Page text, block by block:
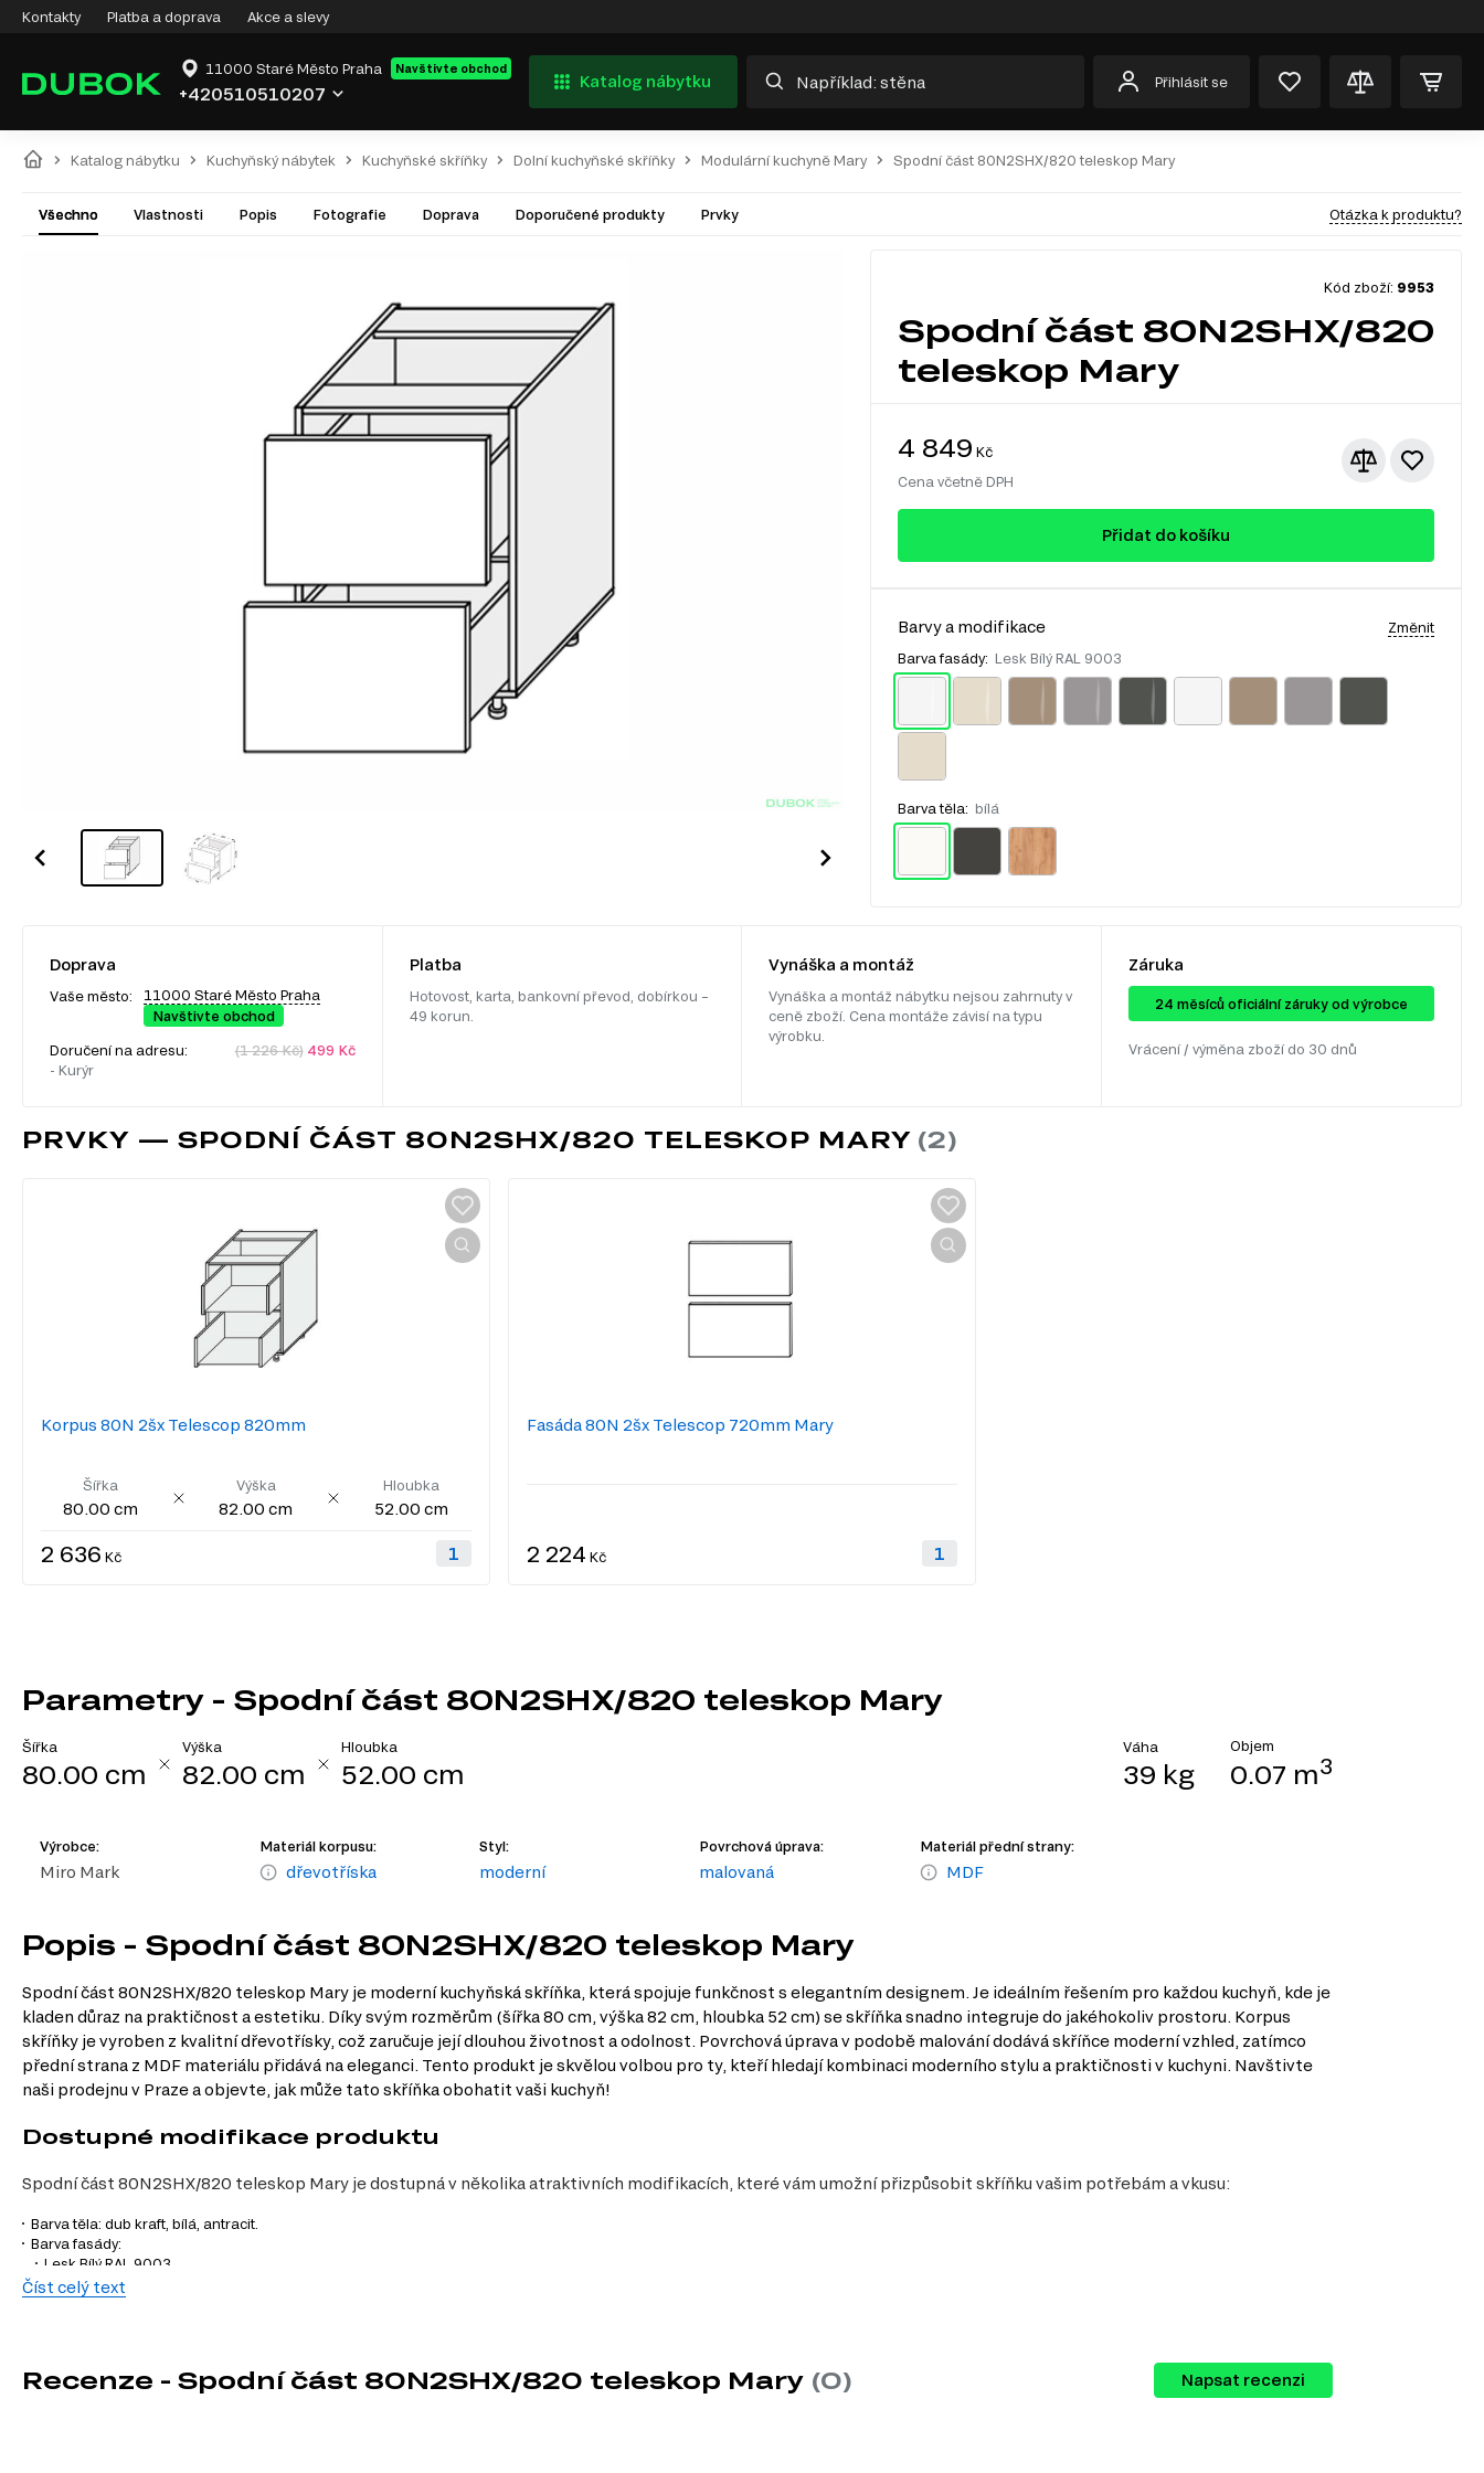
Kontakty Platba a doprava Akce a slevy
11000 Staré Město Praha Navštivte obchod
+420510510207
Katalog nábytku Přihlásit se
Katalog nábytku Kuchyňský nábytek Kuchyňské skříňky Dolní kuchyňské skříňky Modulární kuchyně Mary Spodní část 80N2SHX/820 teleskop Mary
Všechno Vlastnosti Popis Fotografie Doprava Doporučené produkty Prvky Otázka k produktu?
Kód zboží: 9953
Spodní část 80N2SHX/820
teleskop Mary
4 849 Kč
Cena včetně DPH
Přidat do košíku
Barvy a modifikace Změnit
Barva fasády: Lesk Bílý RAL 9003
Barva těla: bílá
Doprava
Vaše město:
11000 Staré Město Praha
Navštivte obchod
Doručení na adresu:
- Kurýr
(1 226 Kč)499 Kč
Platba
Hotovost, karta, bankovní převod, dobírkou –
49 korun.
Vynáška a montáž
Vynáška a montáž nábytku nejsou zahrnuty v
ceně zboží. Cena montáže závisí na typu
výrobku.
Záruka
24 ​​​​měsíců oficiální záruky od výrobce
Vrácení / výměna zboží do 30 dnů
PRVKY — SPODNÍ ČÁST 80N2SHX/820 TELESKOP MARY
Korpus 80N 2šx Telescop 820mm
Šířka
80.00 cm
Výška
82.00 cm
Hloubka
52.00 cm
2 636 Kč
Fasáda 80N 2šx Telescop 720mm Mary
2 224 Kč
Parametry - Spodní část 80N2SHX/820 teleskop Mary
Šířka
80.00 cm
Výška
82.00 cm
Hloubka
52.00 cm
Váha
39 kg
Objem
0.07 m3
Výrobce:
Miro Mark
Materiál korpusu:
dřevotříska
Styl:
moderní
Povrchová úprava:
malovaná
Materiál přední strany:
MDF
Popis - Spodní část 80N2SHX/820 teleskop Mary
Spodní část 80N2SHX/820 teleskop Mary je moderní kuchyňská skříňka, která spojuje funkčnost s elegantním designem. Je ideálním řešením pro každou kuchyň, kde je
kladen důraz na praktičnost a estetiku. Díky svým rozměrům (šířka 80 cm, výška 82 cm, hloubka 52 cm) se skříňka snadno integruje do jakéhokoliv prostoru. Korpus
skříňky je vyroben z kvalitní dřevotřísky, což zaručuje její dlouhou životnost a odolnost. Povrchová úprava v podobě malování dodává skříňce moderní vzhled, zatímco
přední strana z MDF materiálu přidává na eleganci. Tento produkt je skvělou volbou pro ty, kteří hledají kombinaci moderního stylu a praktičnosti v kuchyni. Navštivte
naši prodejnu v Praze a objevte, jak může tato skříňka obohatit vaši kuchyň!
Dostupné modifikace produktu
Spodní část 80N2SHX/820 teleskop Mary je dostupná v několika atraktivních modifikacích, které vám umožní přizpůsobit skříňku vašim potřebám a vkusu:
Barva těla: dub kraft, bílá, antracit.
Barva fasády:
Lesk Bílý RAL 9003
Polomat Bílý RAL 9003
Lesk 1013 (Oyster white)
Číst celý text
Recenze - Spodní část 80N2SHX/820 teleskop Mary (0) Napsat recenzi